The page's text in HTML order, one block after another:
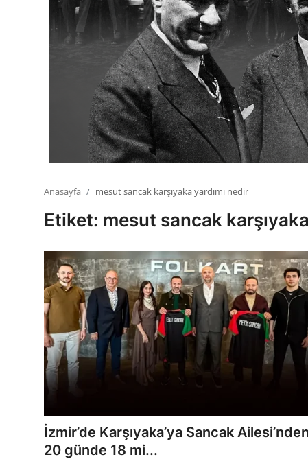
Kamu Kurumları ve Üst Kurullar
Anasayfa mesut sancak karşıyaka yardımı nedir
Etiket: mesut sancak
İzmir’de Karşıyaka’ya Sancak Ailesi’nden
20 günde 18 mi...